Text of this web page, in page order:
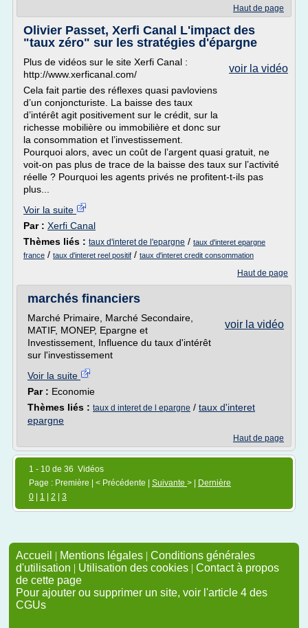
Haut de page
Olivier Passet, Xerfi Canal L'impact des
"taux zéro" sur les stratégies d'épargne
voir la vidéo
Plus de vidéos sur le site Xerfi Canal :
http://www.xerficanal.com/
Cela fait partie des réflexes quasi pavloviens
d’un conjoncturiste. La baisse des taux
d’intérêt agit positivement sur le crédit, sur la
richesse mobilière ou immobilière et donc sur
la consommation et l’investissement.
Pourquoi alors, avec un coût de l’argent quasi gratuit, ne
voit-on pas plus de trace de la baisse des taux sur l’activité
réelle ? Pourquoi les agents privés ne profitent-t-ils pas
plus...
Voir la suite
Par : Xerfi Canal
Thèmes liés : taux d'interet de l'epargne / taux d'interet epargne
france / taux d'interet reel positif / taux d'interet credit consommation
Haut de page
marchés financiers
voir la vidéo
Marché Primaire, Marché Secondaire,
MATIF, MONEP, Epargne et
Investissement, Influence du taux d'intérêt
sur l'investissement
Voir la suite
Par : Economie
Thèmes liés : taux d interet de l epargne / taux d'interet
epargne
Haut de page
1 - 10 de 36 Vidéos
Page : Première | < Précédente | Suivante > |
Dernière
0
1 2 3
Accueil | Mentions légales | Conditions générales
d'utilisation | Utilisation des cookies | Contact à propos
de cette page
Pour ajouter ou supprimer un site, voir l'article 4 des
CGUs